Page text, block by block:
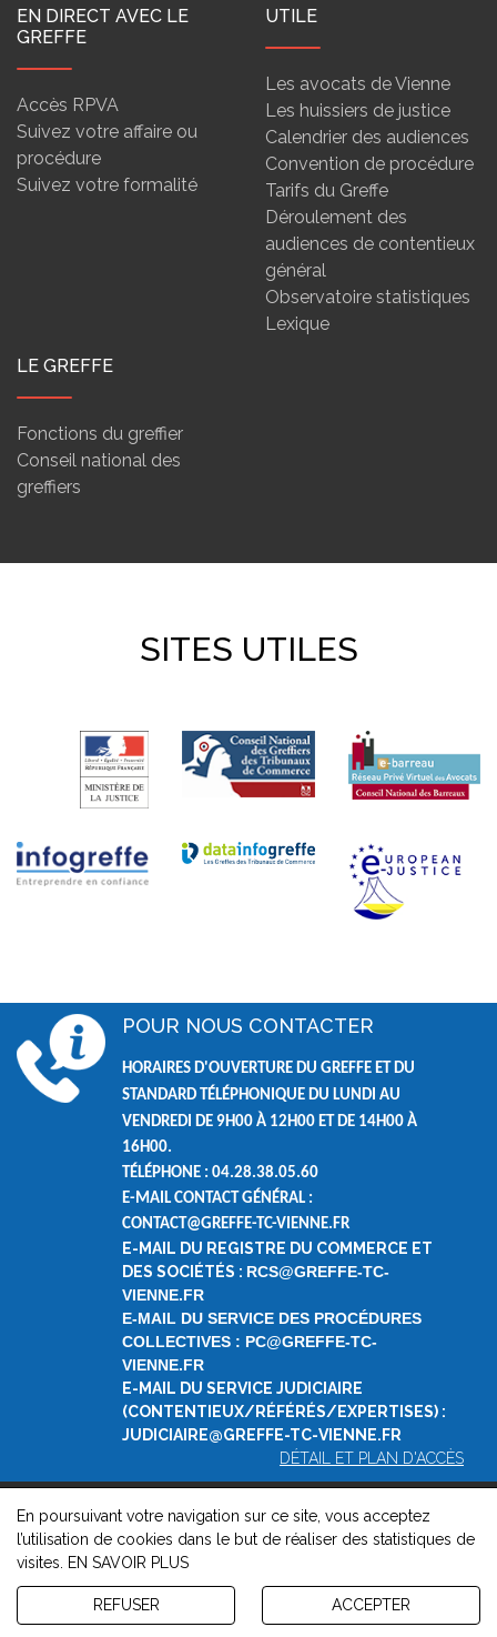
EN DIRECT AVEC LE
GREFFE
Accès RPVA
Suivez votre affaire ou
procédure
Suivez votre formalité
UTILE
Les avocats de Vienne
Les huissiers de justice
Calendrier des audiences
Convention de procédure
Tarifs du Greffe
Déroulement des
audiences de contentieux
général
Observatoire statistiques
Lexique
LE GREFFE
Fonctions du greffier
Conseil national des
greffiers
SITES UTILES
POUR NOUS CONTACTER
HORAIRES D'OUVERTURE DU GREFFE ET DU
STANDARD TÉLÉPHONIQUE DU LUNDI AU
VENDREDI DE 9H00 À 12H00 ET DE 14H00 À
16H00.
TÉLÉPHONE : 04.28.38.05.60
E-MAIL CONTACT GÉNÉRAL :
CONTACT@GREFFE-TC-VIENNE.FR
E-MAIL DU REGISTRE DU COMMERCE ET
DES SOCIÉTÉS : RCS@GREFFE-TC-
VIENNE.FR
E-MAIL DU SERVICE DES PROCÉDURES
COLLECTIVES : PC@GREFFE-TC-
VIENNE.FR
E-MAIL DU SERVICE JUDICIAIRE
(CONTENTIEUX/RÉFÉRÉS/EXPERTISES) :
JUDICIAIRE@GREFFE-TC-VIENNE.FR
DÉTAIL ET PLAN D'ACCÈS
© 2026, Greffe du Tribunal de Commerce de Vienne -Mentions
légales-Contact -Gestion des cookies -Politique de
confidentialité et de cookies
Version : 1.8.1
En poursuivant votre navigation sur ce site, vous acceptez
l’utilisation de cookies dans le but de réaliser des statistiques de
visites.
EN SAVOIR PLUS
REFUSER ACCEPTER